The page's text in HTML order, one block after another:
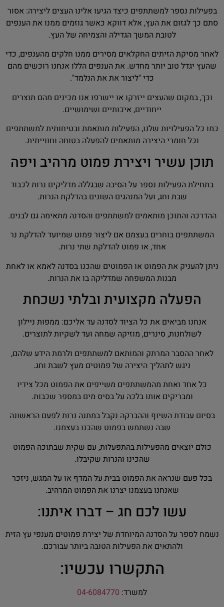
בפעילות נספר למשתתפים כיצד הגיעו אלינו העצים ליצירה: אסור
סתם כך לגזום את העץ, אלא דווקא כאשר גוזמים ממנו את הענפים
לטובת המשך הגדילה והצמיחה של העץ.
לאחר מסיקת הזיתים החקלאים מסירים ממנו חלקים מהענפים, כדי
שהעץ יגדל טוב יותר מחדש. את הענפים הללו אנחנו רוכשים מהם
כדי "ליצור את את הנלמד".
וכך, במקום שהעצים ייזרקו או יישרפו אנו מכינים מהם תוצרים
ייחודיים, איכותיים ושימושיים.
כמו כל הפעילויות שלנו, הפעילות מותאמת ובטיחותית למשתתפים
וכל חומרי היצירה מותאמים להפעלה בטוחה וחווייתית.
תוכן עשיר ויצירת פמוט מרהיב ויפה
בתחילת הפעילות נספר על הסיבה שבגללה מדליקים נרות לכבוד
שבת וחג, ועל המנהגים השונים בהדלקת הנרות.
ההדרכה והתוכן מותאמים למשתתפים והסדנה מתאימה גם לבנים.
המשתתפים בוחרים בעצמם אם ליצור פמוט שמיועד להדלקת נר
אחד, או פמוט להדלקת שתי נרות.
ניתן להעניק את הפמוט או הפמוטים שהכנו בסדנה לאמא או לאחת
מבנות המשפחה שמדליקה בו את הנרות.
הפעלה מקצועית ובלתי נשכחת
אנחנו מביאים את כל הציוד לסדנה עד אליכם: ממפות ניילון
לשולחנות, סינרים, מוזיקה שמחה ועד לשקיות לתוצרים.
לאחר ההסבר המרתק והמותאם למשתתפים ולרמת הידע שלהם,
ניגש לתהליך היצירה של פמוטים מעץ לשבת וחג.
כל אחד ואחת מהמשתתפים משייפים את הפמוט מכל צידיו
ומבריקים אותו בלכה על בסיס מים במספר שכבות.
בסיום עבודת השיוף וההברקה נקבל במתנה נרות לפעם הראשונה
שבה נשתמש בפמוט שהכנו בעצמנו.
כולם יוצאים מהפעילות בהתפעלות, עם שקית שבתוכה הפמוט
שהכינו והנרות שקיבלו.
בכל פעם שנראה את הפמוט בבית על המדף או על המגש, ניזכר
שאנחנו בעצמנו יצרנו את הפמוט המרהיב.
עשו לכם חג – דברו איתנו:
נשמח לספר על הסדנה המיוחדת של יצירת פמוטים מענפי עץ הזית
ולהתאים את הפעילות הטובה ביותר עבורכם.
התקשרו עכשיו:
למשרד: 04-6084770